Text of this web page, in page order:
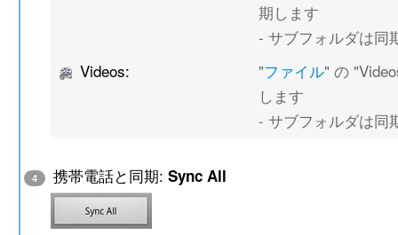
期します
- サブフォルダは同
Videos:
"ファイル" の
します
- サブフォルダは同
4 携帯電話と同期:Sync All